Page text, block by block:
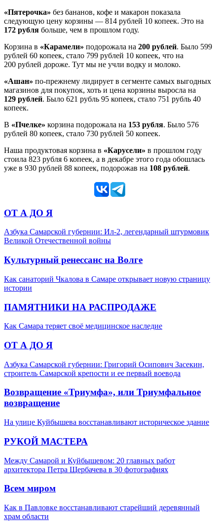
«Пятерочка» без бананов, кофе и макарон показала
следующую цену корзины — 814 рублей 10 копеек. Это на
172 рубля больше, чем в прошлом году.
Корзина в «Карамели» подорожала на 200 рублей. Было 599
рублей 60 копеек, стало 799 рублей 10 копеек, что на
200 рублей дороже. Тут мы не учли водку и молоко.
«Ашан» по-прежнему лидирует в сегменте самых выгодных
магазинов для покупок, хоть и цена корзины выросла на
129 рублей. Было 621 рубль 95 копеек, стало 751 рубль 40
копеек.
В «Пчелке» корзина подорожала на 153 рубля. Было 576
рублей 80 копеек, стало 730 рублей 50 копеек.
Наша продуктовая корзина в «Карусели» в прошлом году
стоила 823 рубля 6 копеек, а в декабре этого года обошлась
уже в 930 рублей 88 копеек, подорожав на 108 рублей.
ОТ А ДО Я
Азбука Самарской губернии: Ил-2, легендарный штурмовик
Великой Отечественной войны
Культурный ренессанс на Волге
Как санаторий Чкалова в Самаре открывает новую страницу
истории
ПАМЯТНИКИ НА РАСПРОДАЖЕ
Как Самара теряет своё медицинское наследие
ОТ А ДО Я
Азбука Самарской губернии: Григорий Осипович Засекин,
строитель Самарской крепости и ее первый воевода
Возвращение «Триумфа», или Триумфальное
возвращение
На улице Куйбышева восстанавливают историческое здание
РУКОЙ МАСТЕРА
Между Самарой и Куйбышевом: 20 главных работ
архитектора Петра Щербачева в 30 фотографиях
Всем миром
Как в Павловке восстанавливают старейший деревянный
храм области